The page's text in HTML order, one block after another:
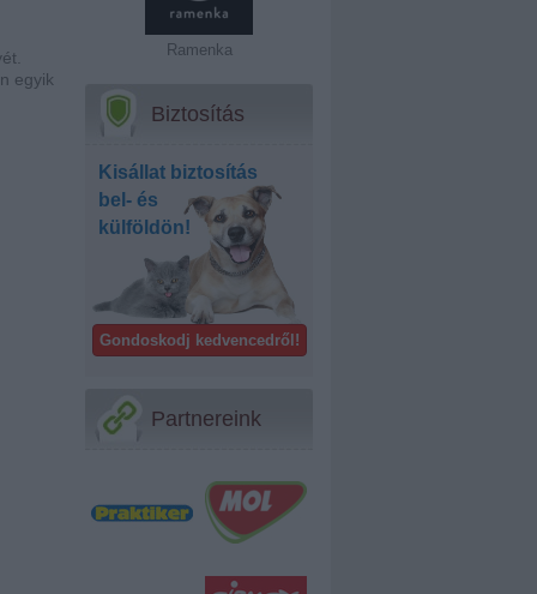
egyik
Ramenka
Biztosítás
Kisállat biztosítás
bel- és
külföldön!
Gondoskodj kedvencedről!
Partnereink